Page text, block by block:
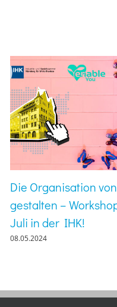
Die Organisation
gestalten –
Juli in der IHK!
08.05.2024